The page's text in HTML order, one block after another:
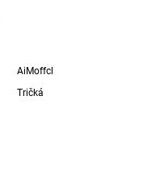
AiMoffcl
Tričká